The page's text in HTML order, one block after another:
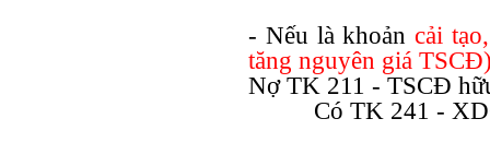
- Nếu là khoản cải
tăng nguyên giá
Nợ TK 211 - TSCĐ
Có TK 241 -